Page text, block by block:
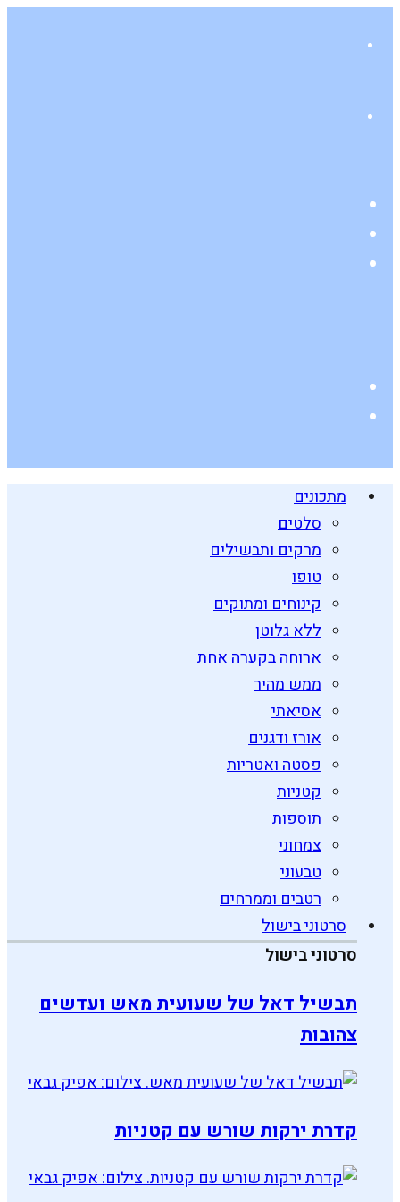
מתכונים
סלטים
מרקים ותבשילים
טופו
קינוחים ומתוקים
ללא גלוטן
ארוחה בקערה אחת
ממש מהיר
אסיאתי
אורז ודגנים
פסטה ואטריות
קטניות
תוספות
צמחוני
טבעוני
רטבים וממרחים
סרטוני בישול
סרטוני בישול
תבשיל דאל של שעועית מאש ועדשים
צהובות
קדרת ירקות שורש עם קטניות